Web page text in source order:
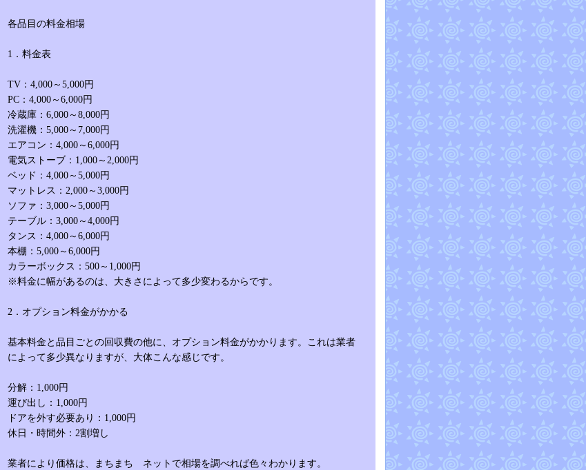
各品目の料金相場
1．料金表
TV：4,000～5,000円
PC：4,000～6,000円
冷蔵庫：6,000～8,000円
洗濯機：5,000～7,000円
エアコン：4,000～6,000円
電気ストーブ：1,000～2,000円
ベッド：4,000～5,000円
マットレス：2,000～3,000円
ソファ：3,000～5,000円
テーブル：3,000～4,000円
タンス：4,000～6,000円
本棚：5,000～6,000円
カラーボックス：500～1,000円
※料金に幅があるのは、大きさによって多少変わるからです。
2．オプション料金がかかる
基本料金と品目ごとの回収費の他に、オプション料金がかかります。これは業者
によって多少異なりますが、大体こんな感じです。
分解：1,000円
運び出し：1,000円
ドアを外す必要あり：1,000円
休日・時間外：2割増し
業者により価格は、まちまち ネットで相場を調べれば色々わかります。